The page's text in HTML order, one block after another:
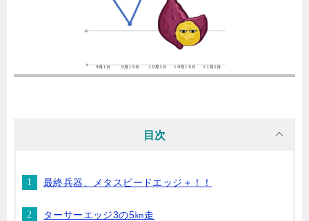
目次
最終兵器、メタスピードエッジ＋！！
ターサーエッジ3の5㎞走